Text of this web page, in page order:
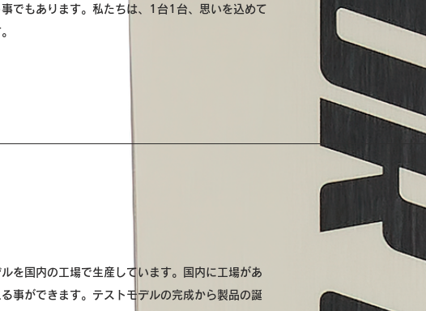
でもあります。私たちは、1台1台、思いを込めて
を国内の工場で生産しています。国内に工場があ
事ができます。テストモデルの完成から製品の誕